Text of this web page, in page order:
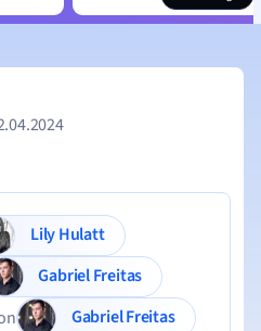
Lily Hulatt
Gabriel Freitas
Gabriel Freitas